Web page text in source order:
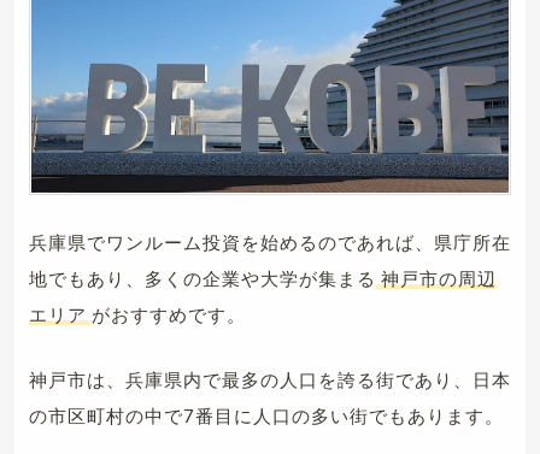
兵庫県でワンルーム投資を始めるのであれば、県庁所在
地でもあり、多くの企業や大学が集まる 神戸市の周辺
エリア がおすすめです。
神戸市は、兵庫県内で最多の人口を誇る街であり、日本
の市区町村の中で7番目に人口の多い街でもあります。